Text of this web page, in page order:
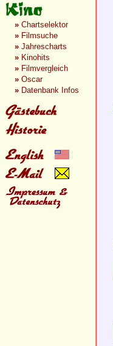
» Chartselektor
» Filmsuche
» Jahrescharts
» Kinohits
» Filmvergleich
» Oscar
» Datenbank Infos